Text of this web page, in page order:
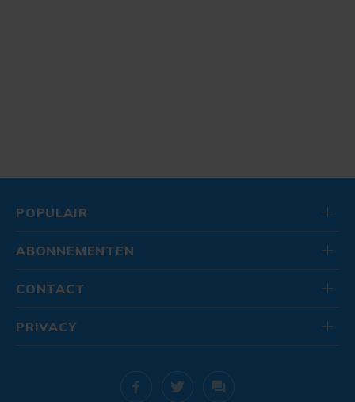
POPULAIR
ABONNEMENTEN
CONTACT
PRIVACY